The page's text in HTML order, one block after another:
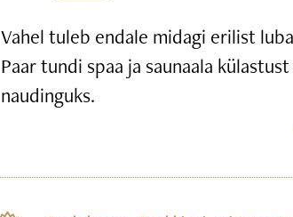
Vahel tuleb endale midagi erilist
Paar tundi spaa ja saunaala
naudinguks.